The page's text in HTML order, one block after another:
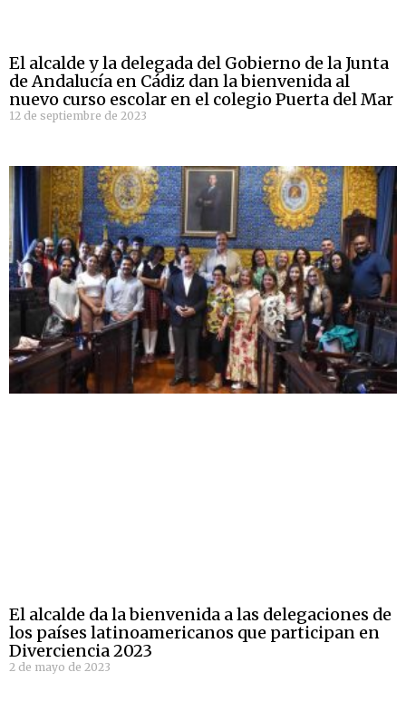
El alcalde y la delegada del Gobierno de la Junta
de Andalucía en Cádiz dan la bienvenida al
nuevo curso escolar en el colegio Puerta del Mar
12 de septiembre de 2023
El alcalde da la bienvenida a las delegaciones de
los países latinoamericanos que participan en
Diverciencia 2023
2 de mayo de 2023